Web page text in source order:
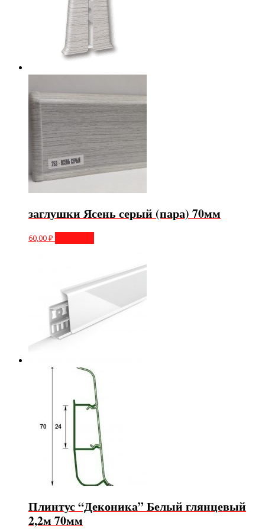
заглушки Ясень серый (пара) 70мм
60,00₽
Плинтус “Деконика” Белый глянцевый
2,2м 70мм